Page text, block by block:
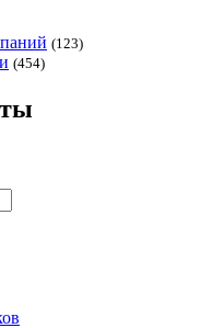
(123)
(454)